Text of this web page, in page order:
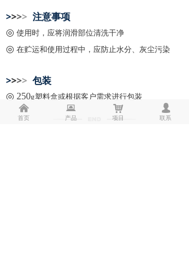
>>>> 注意事项
◎ 使用时，应将润滑部位清洗干净
◎ 在贮运和使用过程中，应防止水分、灰尘污染
>>>> 包装
◎ 250g塑料盒或根据客户需求进行包装
낀
首页
뀵
产品
낙
项目
넙
联系